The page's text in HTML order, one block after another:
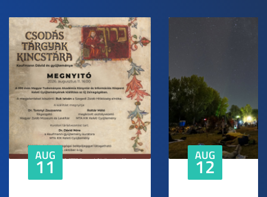
AUG
11 AUG
12